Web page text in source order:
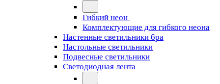
Гибкий неон
Комплектующие для гибкого неона
Настенные светильники бра
Настольные светильники
Подвесные светильники
Светодиодная лента